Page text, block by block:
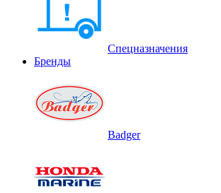
Спецназначения
Бренды
Badger